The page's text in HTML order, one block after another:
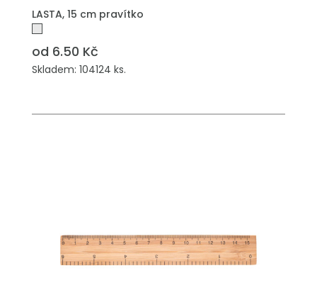
LASTA, 15 cm pravítko
od 6.50 Kč
Skladem: 104124 ks.